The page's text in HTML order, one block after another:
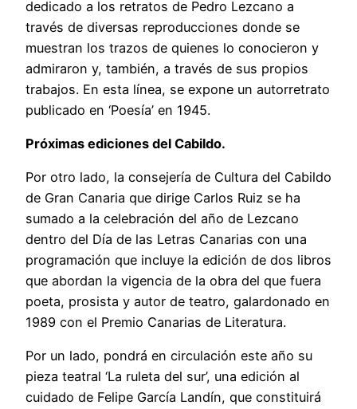
dedicado a los retratos de Pedro Lezcano a
través de diversas reproducciones donde se
muestran los trazos de quienes lo conocieron y
admiraron y, también, a través de sus propios
trabajos. En esta línea, se expone un autorretrato
publicado en ‘Poesía’ en 1945.
Próximas ediciones del Cabildo.
Por otro lado, la consejería de Cultura del Cabildo
de Gran Canaria que dirige Carlos Ruiz se ha
sumado a la celebración del año de Lezcano
dentro del Día de las Letras Canarias con una
programación que incluye la edición de dos libros
que abordan la vigencia de la obra del que fuera
poeta, prosista y autor de teatro, galardonado en
1989 con el Premio Canarias de Literatura.
Por un lado, pondrá en circulación este año su
pieza teatral ‘La ruleta del sur’, una edición al
cuidado de Felipe García Landín, que constituirá